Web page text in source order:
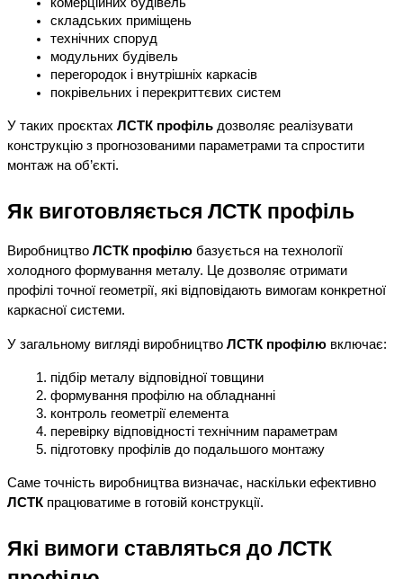
комерційних будівель
складських приміщень
технічних споруд
модульних будівель
перегородок і внутрішніх каркасів
покрівельних і перекриттєвих систем
У таких проєктах ЛСТК профіль дозволяє реалізувати
конструкцію з прогнозованими параметрами та спростити
монтаж на об’єкті.
Як виготовляється ЛСТК профіль
Виробництво ЛСТК профілю базується на технології
холодного формування металу. Це дозволяє отримати
профілі точної геометрії, які відповідають вимогам конкретної
каркасної системи.
У загальному вигляді виробництво ЛСТК профілю включає:
підбір металу відповідної товщини
формування профілю на обладнанні
контроль геометрії елемента
перевірку відповідності технічним параметрам
підготовку профілів до подальшого монтажу
ЛСТК працюватиме в готовій конструкції.
Які вимоги ставляться до ЛСТК